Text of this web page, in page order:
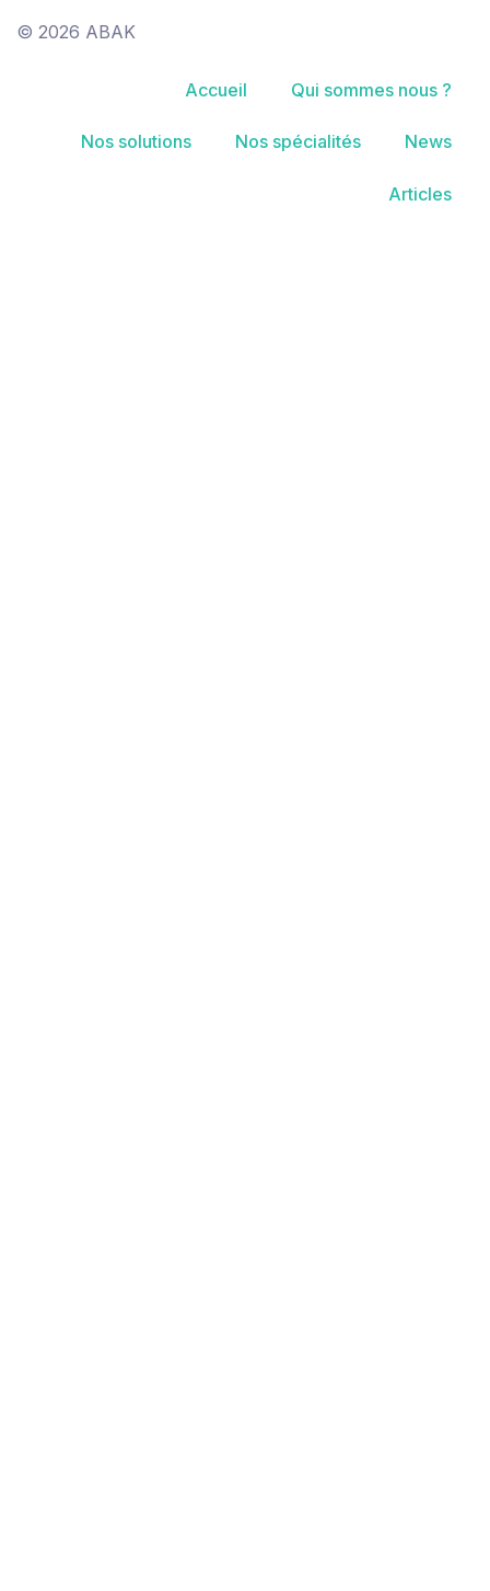
© 2026 ABAK
Accueil Qui sommes nous ?
Nos solutions Nos spécialités News
Articles